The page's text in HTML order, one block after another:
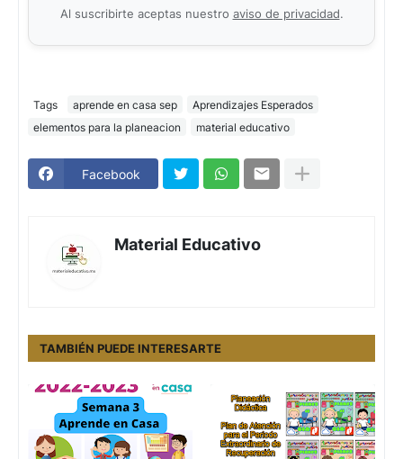
Al suscribirte aceptas nuestro aviso de privacidad.
Tags aprende en casa sep
Aprendizajes Esperados
elementos para la planeacion
material educativo
Facebook
Material Educativo
TAMBIÉN PUEDE INTERESARTE